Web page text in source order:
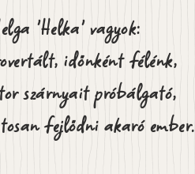
'Helka' vagyok:
időnként félénk,
szárnyait próbálgató,
fejlődni akaró ember.